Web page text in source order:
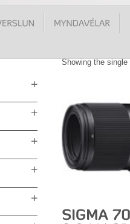
Showing the single